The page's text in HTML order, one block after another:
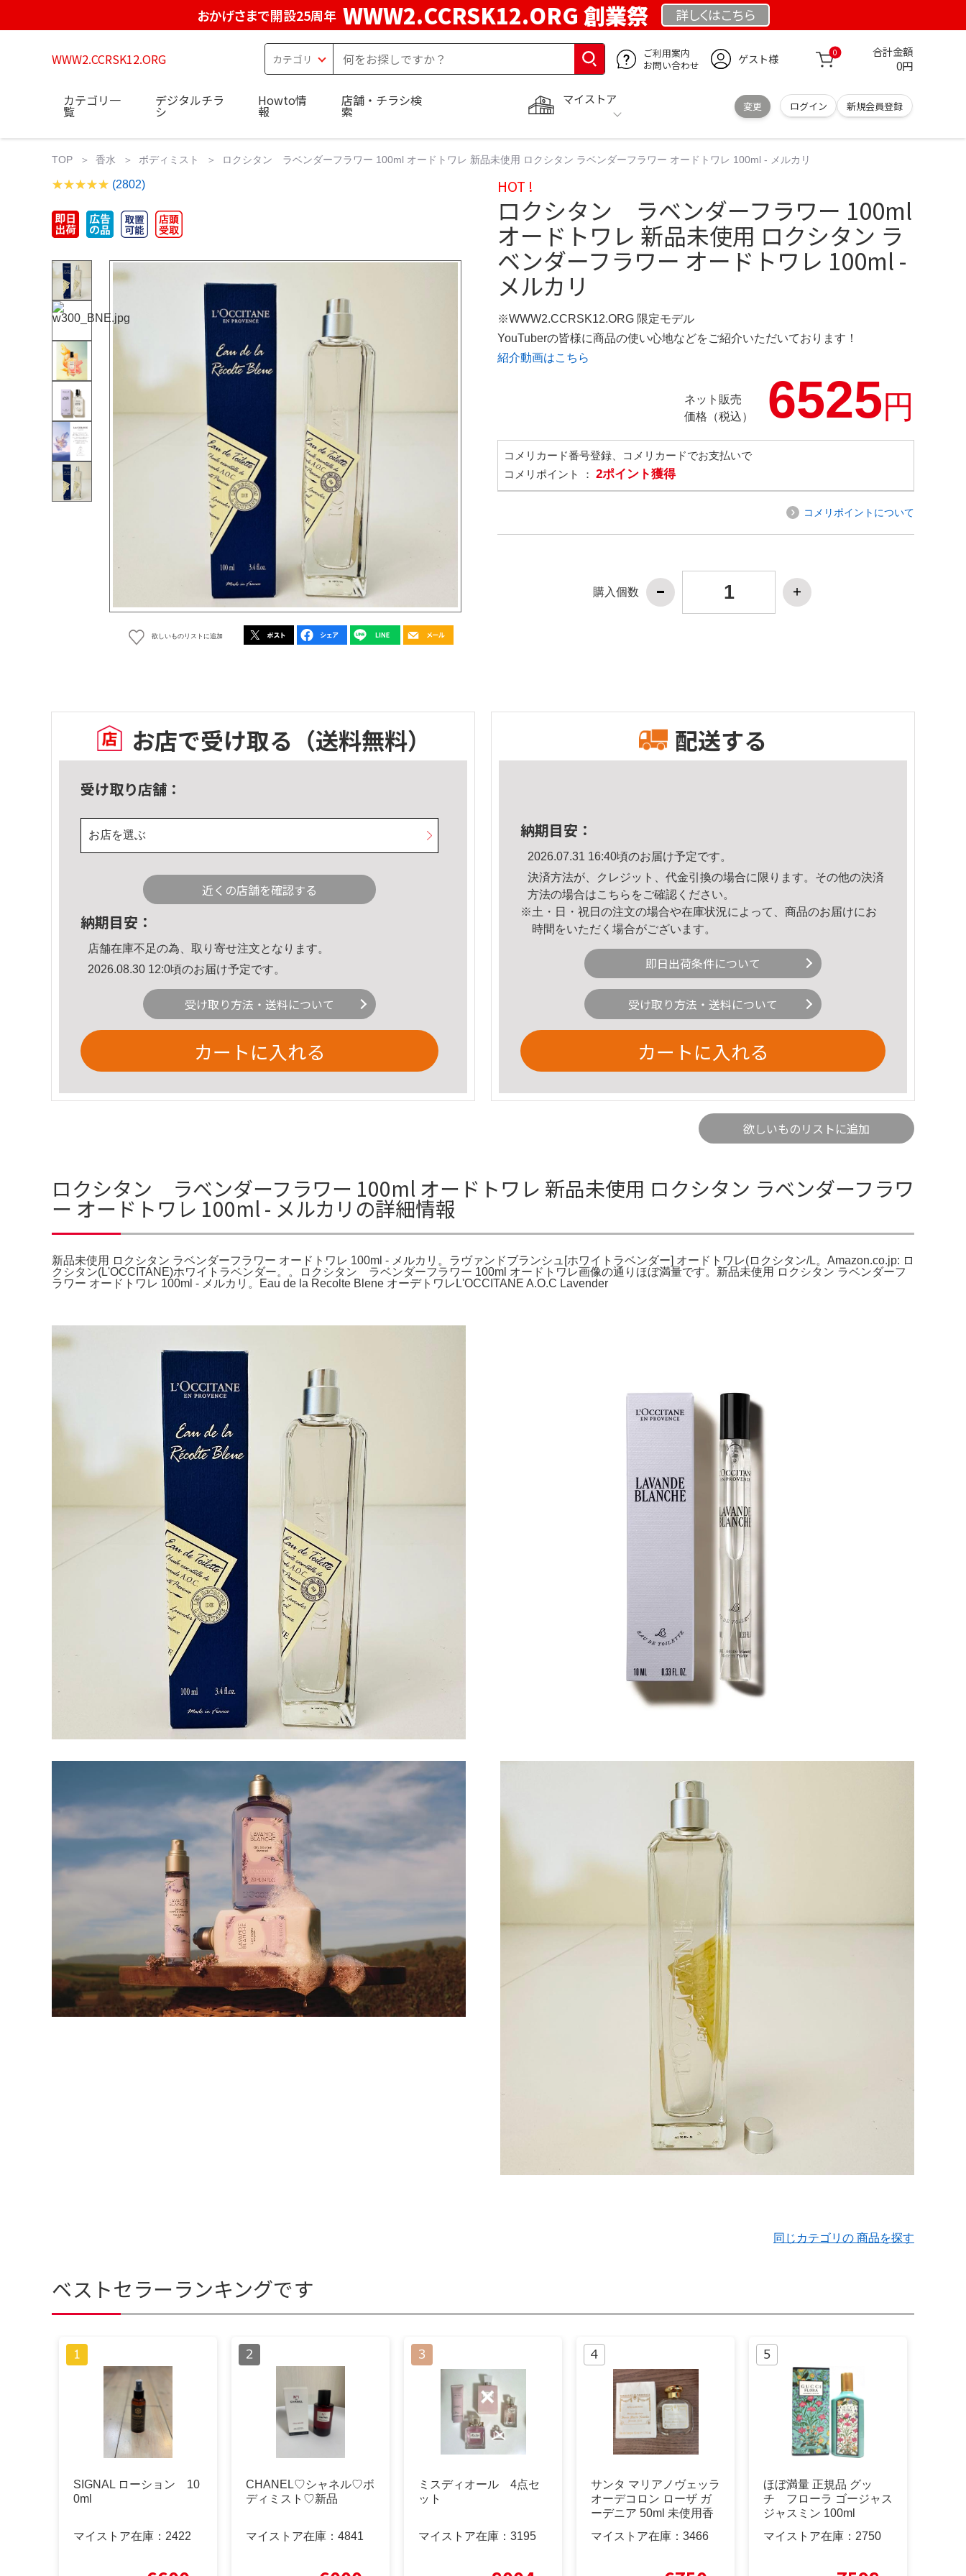
おかげさまで開設25周年 WWW2.CCRSK12.ORG 創業祭 詳しくはこちら
WWW2.CCRSK12.ORG
ご利用案内
お問い合わせ
ゲスト様 0 合計金額
0円
マイストア
変更 ログイン 新規会員登録
カテゴリ一
覧
デジタルチラ
シ
Howto情
報
店舗・チラシ検
索
TOP 香水 ボディミスト ロクシタン ラベンダーフラワー 100ml オードトワレ 新品未使用 ロクシタン ラベンダーフラワー オードトワレ 100ml - メルカリ
(2802)
欲しいものリストに追加
HOT !
ロクシタン ラベンダーフラワー 100ml
オードトワレ 新品未使用 ロクシタン ラ
ベンダーフラワー オードトワレ 100ml -
メルカリ
※WWW2.CCRSK12.ORG 限定モデル
YouTuberの皆様に商品の使い心地などをご紹介いただいております！
紹介動画はこちら
ネット販売
価格（税込）
6525円
コメリカード番号登録、コメリカードでお支払いで
コメリポイント ： 2ポイント獲得
コメリポイントについて
購入個数
お店で受け取る （送料無料）
受け取り店舗：
お店を選ぶ
近くの店舗を確認する
納期目安：
店舗在庫不足の為、取り寄せ注文となります。
2026.08.30 12:0頃のお届け予定です。
受け取り方法・送料について
カートに入れる
配送する
納期目安：
2026.07.31 16:40頃のお届け予定です。
決済方法が、クレジット、代金引換の場合に限ります。その他の決済
方法の場合はこちら をご確認ください。
※土・日・祝日の注文の場合や在庫状況によって、商品のお届けにお
時間をいただく場合がございます。
即日出荷条件について
受け取り方法・送料について
カートに入れる
欲しいものリストに追加
ロクシタン ラベンダーフラワー 100ml オードトワレ 新品未使用 ロクシタン ラベンダーフラワ
ー オードトワレ 100ml - メルカリの詳細情報
新品未使用 ロクシタン ラベンダーフラワー オードトワレ 100ml - メルカリ。ラヴァンドブランシュ[ホワイトラベンダー] オードトワレ(ロクシタン/L。Amazon.co.jp: ロ
クシタン(L'OCCITANE)ホワイトラベンダー。。ロクシタン ラベンダーフラワー 100ml オードトワレ画像の通りほぼ満量です。新品未使用 ロクシタン ラベンダーフ
ラワー オードトワレ 100ml - メルカリ。Eau de la Recolte Blene オーデトワレL'OCCITANE A.O.C Lavender
同じカテゴリの 商品を探す
ベストセラーランキングです
SIGNAL ローション 10
0ml
マイストア在庫： 2422
CHANEL♡シャネル♡ボ
ディミスト♡新品
マイストア在庫： 4841
ミスディオール 4点セ
ット
マイストア在庫： 3195
サンタ マリアノヴェッラ
オーデコロン ローザ ガ
ーデニア 50ml 未使用香
マイストア在庫： 3466
ほぼ満量 正規品 グッ
チ フローラ ゴージャス
ジャスミン 100ml
マイストア在庫： 2750